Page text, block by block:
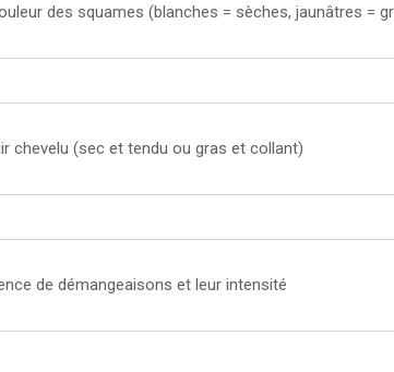
des squames (blanches = sèches, jaunâtres =
chevelu (sec et tendu ou gras et collant)
de démangeaisons et leur intensité